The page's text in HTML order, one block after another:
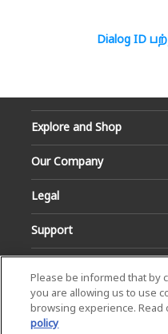
Dialog ID
Explore and Shop
Our Company
Legal
Support
Please be informed that by
you are allowing us to use
browsing experience. Read
policy